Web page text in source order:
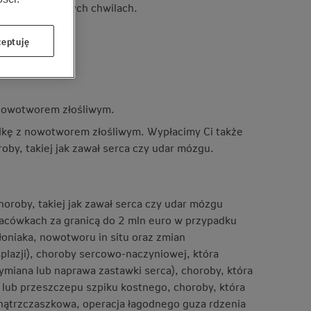
najtrudniejszych chwilach.
złośliwym.
z nowotworem złośliwym. Wypłacimy Ci także
takiej jak zawał serca czy udar mózgu.
takiej jak zawał serca czy udar mózgu
za granicą do 2 mln euro w przypadku
nowotworu in situ oraz zmian
choroby sercowo-naczyniowej, która
lub naprawa zastawki serca), choroby, która
przeszczepu szpiku kostnego, choroby, która
operacja łagodnego guza rdzenia